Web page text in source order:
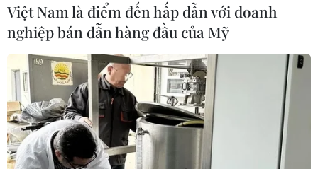
Nội dung lời tuyên thệ của Tổng
thống đắc cử Mỹ Joe Biden
Việt Nam là điểm đến hấp dẫn với doanh
nghiệp bán dẫn hàng đầu của Mỹ